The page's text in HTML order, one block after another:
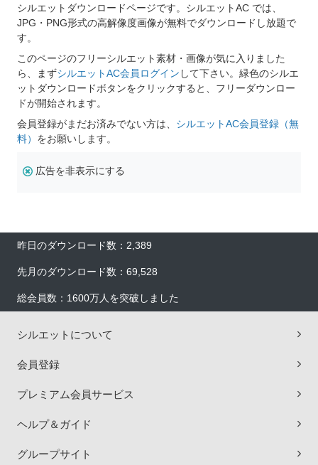
シルエットダウンロードページです。シルエットAC では、
JPG・PNG形式の高解像度画像が無料でダウンロードし放題で
す。
このページのフリーシルエット素材・画像が気に入りました
ら、まずシルエットAC会員ログイン して下さい。緑色のシルエ
ットダウンロードボタンをクリックすると、フリーダウンロー
ドが開始されます。
会員登録がまだお済みでない方は、 シルエットAC会員登録（無
料） をお願いします。
広告を非表示にする
昨日のダウンロード数：2,389
先月のダウンロード数：69,528
総会員数：1600万人を突破しました
シルエットについて
会員登録
プレミアム会員サービス
ヘルプ＆ガイド
グループサイト